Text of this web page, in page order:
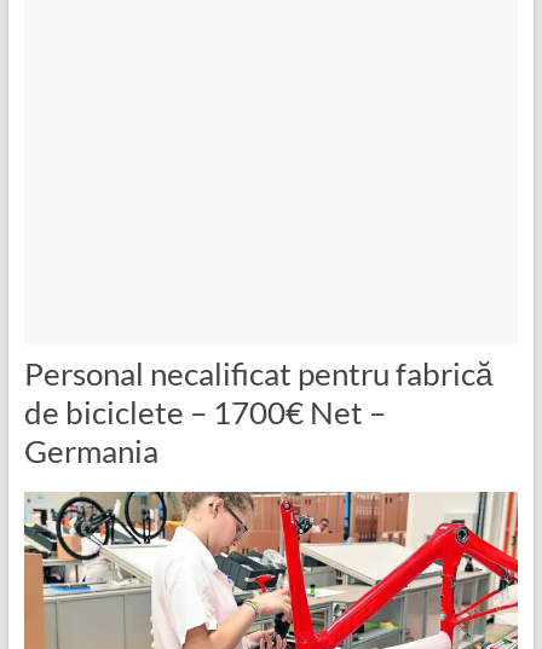
Personal necalificat pentru fabrică
de biciclete – 1700€ Net –
Germania